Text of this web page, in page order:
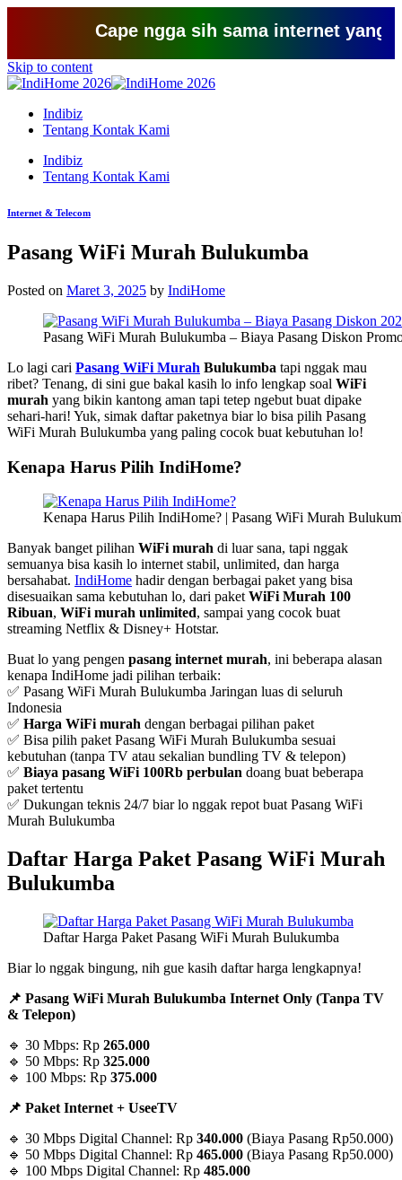
Cape ngga sih sama internet yang
Skip to content
Indibiz
Tentang Kontak Kami
Indibiz
Tentang Kontak Kami
Internet & Telecom
Pasang WiFi Murah Bulukumba
Posted on Maret 3, 2025 by IndiHome
Pasang WiFi Murah Bulukumba – Biaya Pasang Diskon
Lo lagi cari Pasang WiFi Murah Bulukumba tapi nggak mau
ribet? Tenang, di sini gue bakal kasih lo info lengkap soal WiFi
murah yang bikin kantong aman tapi tetep ngebut buat dipake
sehari-hari! Yuk, simak daftar paketnya biar lo bisa pilih Pasang
WiFi Murah Bulukumba yang paling cocok buat kebutuhan lo!
Kenapa Harus Pilih IndiHome?
Kenapa Harus Pilih IndiHome? | Pasang WiFi Murah
Banyak banget pilihan WiFi murah di luar sana, tapi nggak
semuanya bisa kasih lo internet stabil, unlimited, dan harga
bersahabat. IndiHome hadir dengan berbagai paket yang bisa
disesuaikan sama kebutuhan lo, dari paket WiFi Murah 100
Ribuan, WiFi murah unlimited, sampai yang cocok buat
streaming Netflix & Disney+ Hotstar.
Buat lo yang pengen pasang internet murah, ini beberapa alasan
kenapa IndiHome jadi pilihan terbaik:
✅ Pasang WiFi Murah Bulukumba Jaringan luas di seluruh
Indonesia
✅ Harga WiFi murah dengan berbagai pilihan paket
✅ Bisa pilih paket Pasang WiFi Murah Bulukumba sesuai
kebutuhan (tanpa TV atau sekalian bundling TV & telepon)
✅ Biaya pasang WiFi 100Rb perbulan doang buat beberapa
paket tertentu
✅ Dukungan teknis 24/7 biar lo nggak repot buat Pasang WiFi
Murah Bulukumba
Daftar Harga Paket Pasang WiFi Murah
Bulukumba
Daftar Harga Paket Pasang WiFi Murah Bulukumba
Biar lo nggak bingung, nih gue kasih daftar harga lengkapnya!
📌 Pasang WiFi Murah Bulukumba Internet Only (Tanpa TV
& Telepon)
🔹 30 Mbps: Rp 265.000
🔹 50 Mbps: Rp 325.000
🔹 100 Mbps: Rp 375.000
📌 Paket Internet + UseeTV
🔹 30 Mbps Digital Channel: Rp 340.000 (Biaya Pasang Rp50.000)
🔹 50 Mbps Digital Channel: Rp 465.000 (Biaya Pasang Rp50.000)
🔹 100 Mbps Digital Channel: Rp 485.000